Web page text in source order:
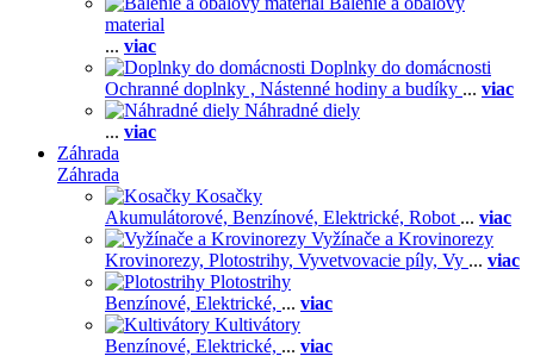
material
... viac
Doplnky do domácnosti
Ochranné doplnky , Nástenné hodiny a budíky ... viac
Náhradné diely
... viac
Záhrada
Záhrada
Kosačky
Akumulátorové, Benzínové, Elektrické, Robot ... viac
Vyžínače a Krovinorezy
Krovinorezy, Plotostrihy, Vyvetvovacie píly, Vy ... viac
Plotostrihy
Benzínové, Elektrické, ... viac
Kultivátory
Benzínové, Elektrické, ... viac